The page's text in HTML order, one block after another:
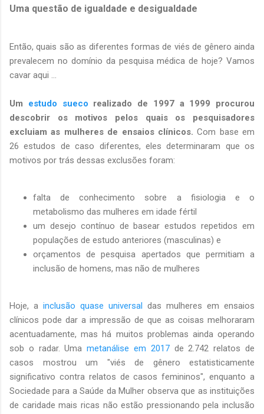
Uma questão de igualdade e desigualdade
Então, quais são as diferentes formas de viés de gênero ainda
prevalecem no domínio da pesquisa médica de hoje? Vamos
cavar aqui ...
Um estudo sueco realizado de 1997 a 1999 procurou
descobrir os motivos pelos quais os pesquisadores
excluiam as mulheres de ensaios clínicos. Com base em
26 estudos de caso diferentes, eles determinaram que os
motivos por trás dessas exclusões foram:
falta de conhecimento sobre a fisiologia e o
metabolismo das mulheres em idade fértil
um desejo contínuo de basear estudos repetidos em
populações de estudo anteriores (masculinas) e
orçamentos de pesquisa apertados que permitiam a
inclusão de homens, mas não de mulheres
Hoje, a inclusão quase universal das mulheres em ensaios
clínicos pode dar a impressão de que as coisas melhoraram
acentuadamente, mas há muitos problemas ainda operando
sob o radar. Umametanálise em 2017de 2.742 relatos de
casos mostrou um "viés de gênero estatisticamente
significativo contra relatos de casos femininos", enquanto a
Sociedade para a Saúde da Mulher observa que as instituições
de caridade mais ricas não estão pressionando pela inclusão